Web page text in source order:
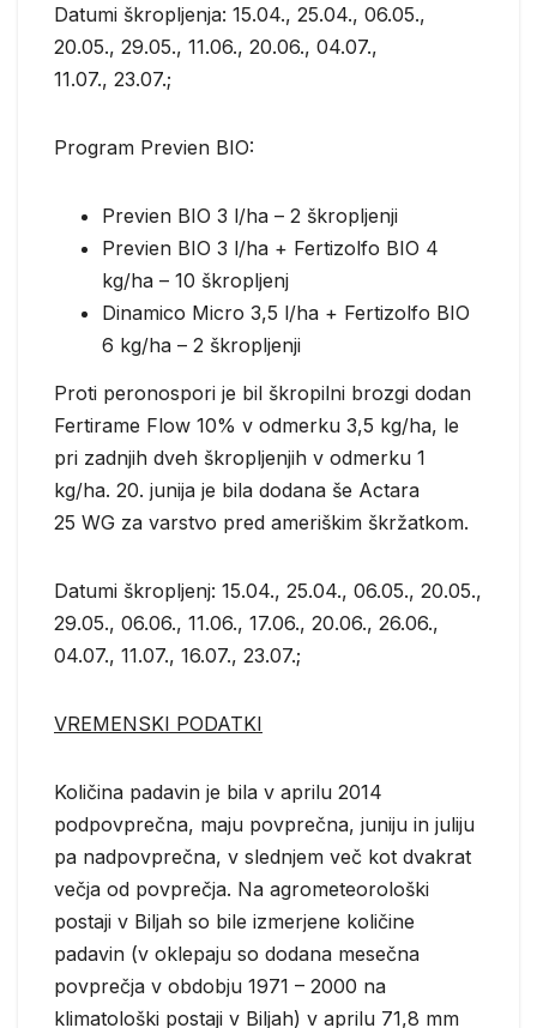
Datumi škropljenja: 15.04., 25.04., 06.05.,
20.05., 29.05., 11.06., 20.06., 04.07.,
11.07., 23.07.;
Program Previen BIO:
Previen BIO 3 l/ha – 2 škropljenji
Previen BIO 3 l/ha + Fertizolfo BIO 4
kg/ha – 10 škropljenj
Dinamico Micro 3,5 l/ha + Fertizolfo BIO
6 kg/ha – 2 škropljenji
Proti peronospori je bil škropilni brozgi dodan
Fertirame Flow 10% v odmerku 3,5 kg/ha, le
pri zadnjih dveh škropljenjih v odmerku 1
kg/ha. 20. junija je bila dodana še Actara
25 WG za varstvo pred ameriškim škržatkom.
Datumi škropljenj: 15.04., 25.04., 06.05., 20.05.,
29.05., 06.06., 11.06., 17.06., 20.06., 26.06.,
04.07., 11.07., 16.07., 23.07.;
VREMENSKI PODATKI
Količina padavin je bila v aprilu 2014
podpovprečna, maju povprečna, juniju in juliju
pa nadpovprečna, v slednjem več kot dvakrat
večja od povprečja. Na agrometeorološki
postaji v Biljah so bile izmerjene količine
padavin (v oklepaju so dodana mesečna
povprečja v obdobju 1971 – 2000 na
klimatološki postaji v Biljah) v aprilu 71,8 mm